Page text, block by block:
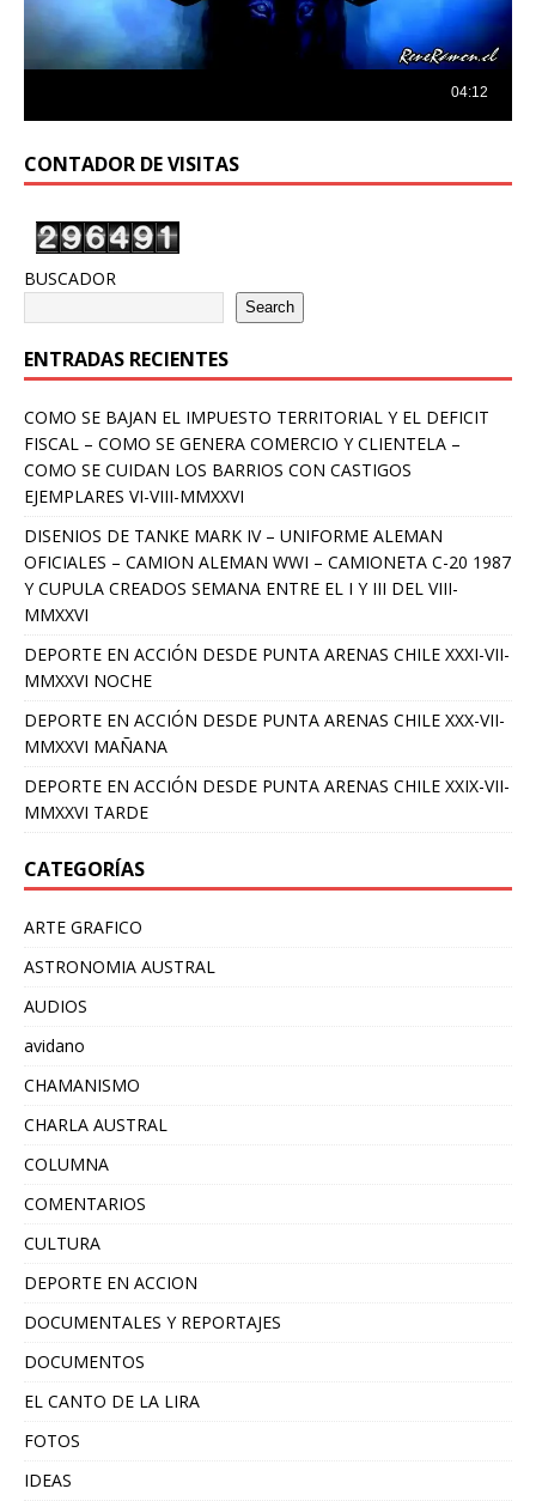
CONTADOR DE VISITAS
BUSCADOR
Search
ENTRADAS RECIENTES
COMO SE BAJAN EL IMPUESTO TERRITORIAL Y EL DEFICIT
FISCAL – COMO SE GENERA COMERCIO Y CLIENTELA –
COMO SE CUIDAN LOS BARRIOS CON CASTIGOS
EJEMPLARES VI-VIII-MMXXVI
DISENIOS DE TANKE MARK IV – UNIFORME ALEMAN
OFICIALES – CAMION ALEMAN WWI – CAMIONETA C-20 1987
Y CUPULA CREADOS SEMANA ENTRE EL I Y III DEL VIII-
MMXXVI
DEPORTE EN ACCIÓN DESDE PUNTA ARENAS CHILE XXXI-VII-
MMXXVI NOCHE
DEPORTE EN ACCIÓN DESDE PUNTA ARENAS CHILE XXX-VII-
MMXXVI MAÑANA
DEPORTE EN ACCIÓN DESDE PUNTA ARENAS CHILE XXIX-VII-
MMXXVI TARDE
CATEGORÍAS
ARTE GRAFICO
ASTRONOMIA AUSTRAL
AUDIOS
avidano
CHAMANISMO
CHARLA AUSTRAL
COLUMNA
COMENTARIOS
CULTURA
DEPORTE EN ACCION
DOCUMENTALES Y REPORTAJES
DOCUMENTOS
EL CANTO DE LA LIRA
FOTOS
IDEAS